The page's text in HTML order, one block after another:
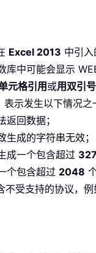
Excel 2013 中引
中可能会显示
元格引用 或用双引
示发生以下情况之
返回数据；
生成的字符串无效；
成一个包含超过
个包含超过 2048
不受支持的协议，例